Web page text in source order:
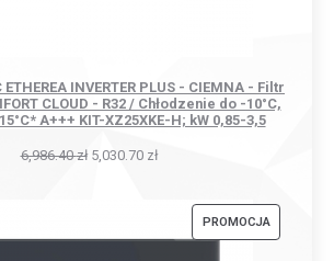
ETHEREA INVERTER PLUS - CIEMNA - Filtr
CLOUD - R32 / Chłodzenie do -10°C,
A+++ KIT-XZ25XKE-H; kW 0,85-3,5
6,986.40zł 5,030.70 zł
PROMOCJAPRODUKT